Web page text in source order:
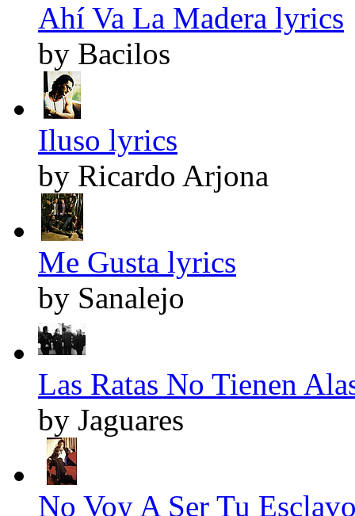
Ahí Va La Madera lyrics
by Bacilos
Iluso lyrics
by Ricardo Arjona
Me Gusta lyrics
by Sanalejo
Las Ratas No Tienen
by Jaguares
No Voy A Ser Tu